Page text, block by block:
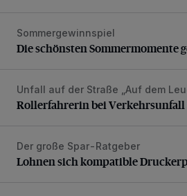
Die schönsten Sommermomente
Sommergewinnspiel
Die schönsten Sommermomente
Rollerfahrerin bei Verkehrsunfall
Unfall auf der Straße „Auf dem
Rollerfahrerin bei
Lohnen sich kompatible
Der große Spar-Ratgeber
Lohnen sich kompatible